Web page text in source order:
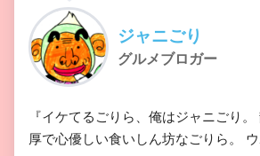
ジャニごり
グルメブロガー
『イケてるごりら、俺はジャニごり
厚で心優しい食いしん坊なごりら。